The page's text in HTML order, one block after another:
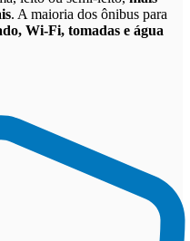
. A maioria dos ônibus para
Wi-Fi, tomadas e água